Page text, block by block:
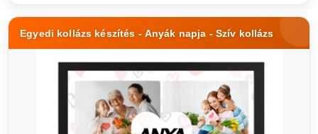
Egyedi kollázs készítés - Anyák napja - Szív kollázs